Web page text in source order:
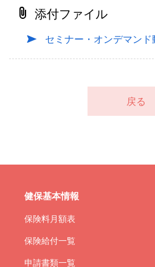
添付ファイル
セミナー・オンデマン
戻る
健保基本情報
保険料月額表
保険給付一覧
申請書類一覧